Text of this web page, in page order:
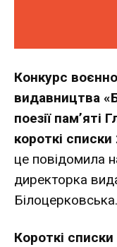
Конкурс
видавництва
поезії пам’яті
короткі
це повідомила
директорка
Білоцерковська.
Короткі